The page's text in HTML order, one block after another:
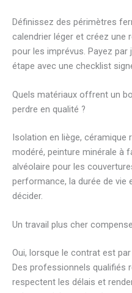
Définissez des périmètres
calendrier léger et créez une
pour les imprévus. Payez
étape avec une checklist
Quels matériaux offrent un
perdre en qualité ?
Isolation en liège,
modéré, peinture minérale à
alvéolaire pour les
performance, la durée de vie
décider.
Un travail plus cher
Oui, lorsque le contrat est
Des professionnels qualifiés
respectent les délais et